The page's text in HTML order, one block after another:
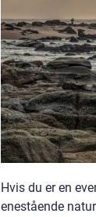
Hvis du er en
enestående